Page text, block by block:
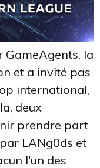
GameAgents, la
et a invité pas
international,
deux
prendre part
LANg0ds et
l'un des